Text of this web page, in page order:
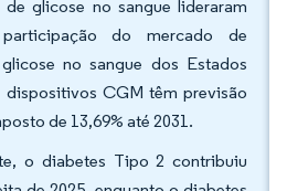
glicose no sangue lideraram
do mercado de
no sangue dos Estados
dispositivos CGM têm previsão
de 13,69% até 2031.
o diabetes Tipo 2 contribuiu